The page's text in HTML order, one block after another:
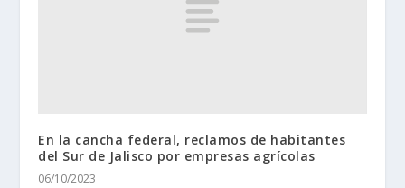
En la cancha federal, reclamos de habitantes
del Sur de Jalisco por empresas agrícolas
06/10/2023